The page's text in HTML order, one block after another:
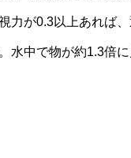
力が0.3以上あれば
水中で物が約1.3倍